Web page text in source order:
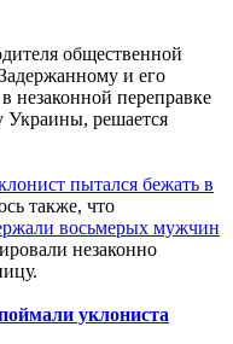
общественной
и его
незаконной переправке
Украины, решается
пытался бежать в
также, что
восьмерых мужчин
незаконно
уклониста